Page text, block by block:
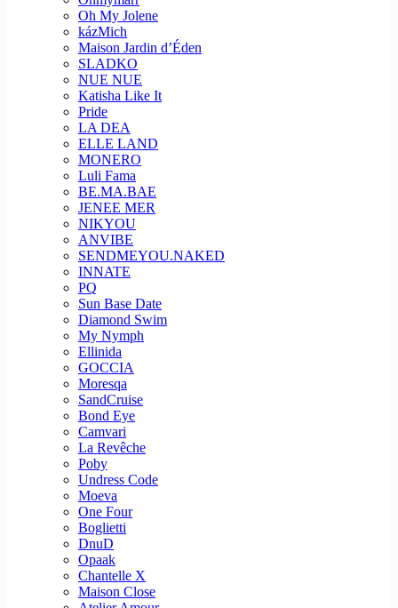
Oh My Jolene
kázMich
Maison Jardin d’Éden
SLADKO
NUE NUE
Katisha Like It
Pride
LA DEA
ELLE LAND
MONERO
Luli Fama
BE.MA.BAE
JENEE MER
NIKYOU
ANVIBE
SENDMEYOU.NAKED
INNATE
PQ
Sun Base Date
Diamond Swim
My Nymph
Ellinida
GOCCIA
Moresqa
SandCruise
Bond Eye
Camvari
La Revêche
Poby
Undress Code
Moeva
One Four
Boglietti
DnuD
Opaak
Chantelle X
Maison Close